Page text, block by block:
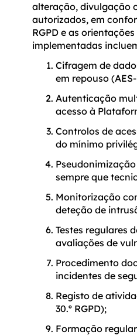
alteração, divulgação
autorizados, em
RGPD e as
implementadas
Cifragem de
em repouso
Autenticação
acesso à
Controlos de
do mínimo
sempre que
Monitorização
deteção de
Testes regulares
avaliações de
Procedimento
incidentes de
Registo de
30.º RGPD);
Formação